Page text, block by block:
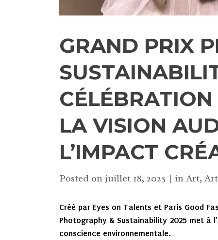
GRAND PRIX
LA VISION
L’IMPACT
Posted on juillet 18, 2025 in Art,
Créé par Eyes on Talents et Paris Good
Photography & Sustainability 2025 met à
conscience environnementale.